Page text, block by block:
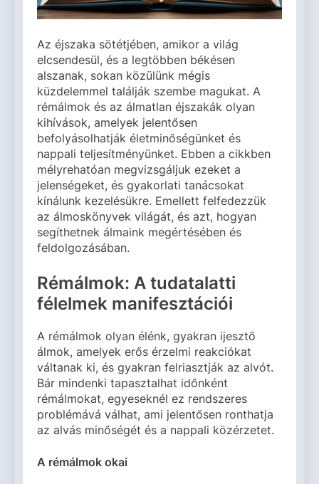
Az éjszaka sötétjében, amikor a világ
elcsendesül, és a legtöbben békésen
alszanak, sokan közülünk mégis
küzdelemmel találják szembe magukat. A
rémálmok és az álmatlan éjszakák olyan
kihívások, amelyek jelentősen
befolyásolhatják életminőségünket és
nappali teljesítményünket. Ebben a cikkben
mélyrehatóan megvizsgáljuk ezeket a
jelenségeket, és gyakorlati tanácsokat
kínálunk kezelésükre. Emellett felfedezzük
az álmoskönyvek világát, és azt, hogyan
segíthetnek álmaink megértésében és
feldolgozásában.
Rémálmok: A tudatalatti
félelmek manifesztációi
A rémálmok olyan élénk, gyakran ijesztő
álmok, amelyek erős érzelmi reakciókat
váltanak ki, és gyakran felriasztják az alvót.
Bár mindenki tapasztalhat időnként
rémálmokat, egyeseknél ez rendszeres
problémává válhat, ami jelentősen ronthatja
az alvás minőségét és a nappali közérzetet.
A rémálmok okai